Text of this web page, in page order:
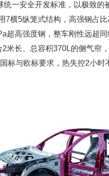
统一安全开发标准，以极致的
7横5纵笼式结构，高强钢占
超高强度钢，整车刚性远超
米长、总容积370L的侧气帘
标与欧标要求，热失控2小时